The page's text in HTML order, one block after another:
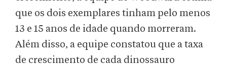
que os dois exemplares tinham pelo menos
13 e 15 anos de idade quando morreram.
Além disso, a equipe constatou que a taxa
de crescimento de cada dinossauro